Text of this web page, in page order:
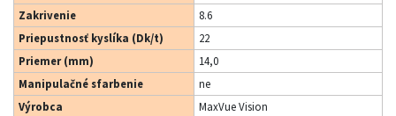
Zakrivenie
8.6
Priepustnosť kyslíka (Dk/t)
22
Priemer (mm)
14,0
Manipulačné sfarbenie
ne
Výrobca
MaxVue Vision